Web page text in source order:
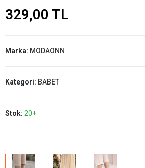
329,00 TL
Marka: MODAONN
Kategori: BABET
Stok: 20+
: